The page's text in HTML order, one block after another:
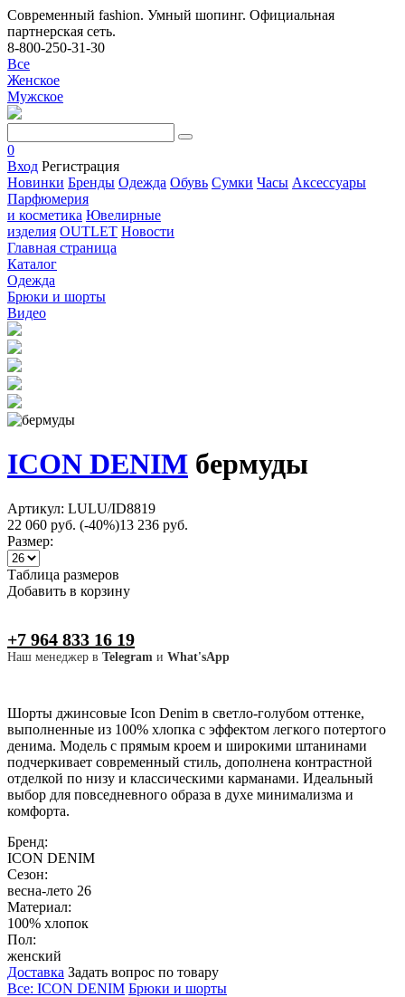
Современный fashion. Умный шопинг. Официальная
партнерская сеть.
8-800-250-31-30
Все
Женское
Мужское
0
Вход Регистрация
Новинки Бренды Одежда Обувь Сумки Часы Аксессуары
Парфюмерия
и косметика Ювелирные
изделия OUTLET Новости
Главная страница
Каталог
Одежда
Брюки и шорты
Видео
ICON DENIM бермуды
Артикул: LULU/ID8819
22 060 руб. (-40%)13 236 руб.
Размер:
Таблица размеров
Добавить в корзину
+7 964 833 16 19
Наш менеджер в Telegram и What'sApp
Шорты джинсовые Icon Denim в светло-голубом оттенке,
выполненные из 100% хлопка с эффектом легкого потертого
денима. Модель с прямым кроем и широкими штанинами
подчеркивает современный стиль, дополнена контрастной
отделкой по низу и классическими карманами. Идеальный
выбор для повседневного образа в духе минимализма и
комфорта.
Бренд:
ICON DENIM
Сезон:
весна-лето 26
Материал:
100% хлопок
Пол:
женский
Доставка Задать вопрос по товару
Все: ICON DENIM Брюки и шорты